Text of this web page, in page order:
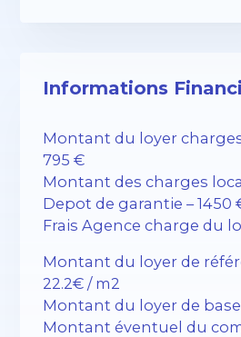
Informations
Montant du loyer
795 €
Montant des charges
Depot de garantie – 1450
Frais Agence charge du
Montant du loyer de
22.2€ / m2
Montant du loyer de base
Montant éventuel du